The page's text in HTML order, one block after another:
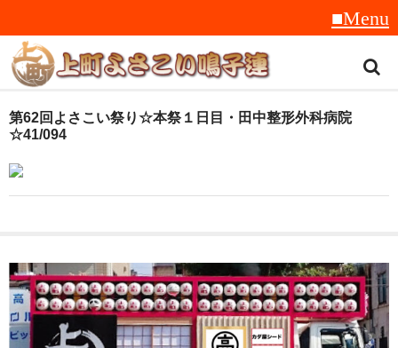
トップ
音楽
衣装
地方車
第62回よさこい祭り☆本祭１日目・田中整形外科病院
☆41/094